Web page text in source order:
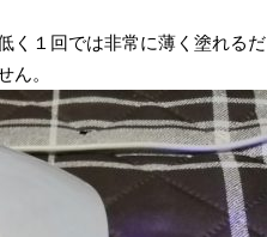
く１回では非常に薄く塗れるだ
ん。